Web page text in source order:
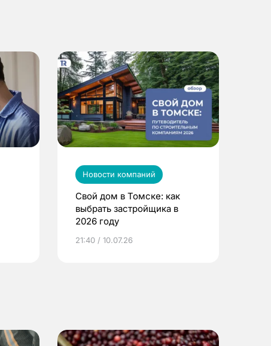
Новости компаний
Свой дом в Томске: как
выбрать застройщика в
2026 году
21:40 / 10.07.26